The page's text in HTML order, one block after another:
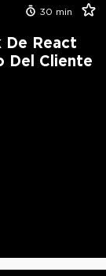
30 min
De React
Del Cliente